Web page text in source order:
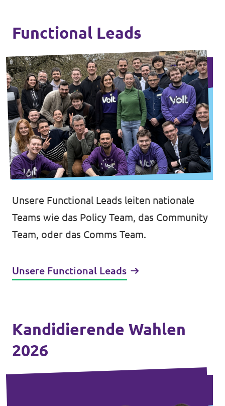
Functional Leads
Unsere Functional Leads leiten nationale
Teams wie das Policy Team, das Community
Team, oder das Comms Team.
Unsere Functional Leads
Kandidierende Wahlen
2026